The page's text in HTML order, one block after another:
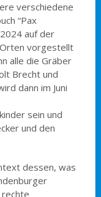
verschiedene
“Pax
auf der
vorgestellt
alle die Gräber
Brecht und
dann im Juni
sein und
und den
dessen, was